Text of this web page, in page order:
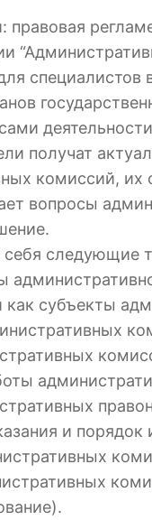
получат
комиссий,
вопросы
себя следующие
субъекты
и порядок